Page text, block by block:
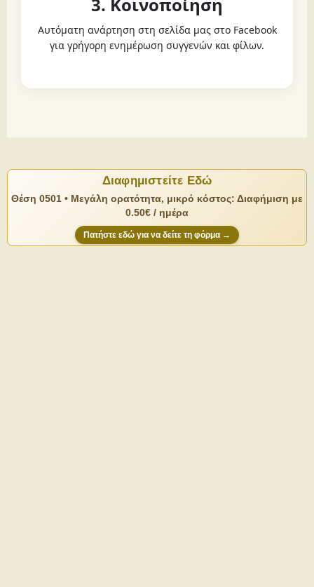
Αυτόματη ανάρτηση στη σελίδα μας στο Facebook
για γρήγορη ενημέρωση συγγενών και φίλων.
Διαφημιστείτε Εδώ
Θέση 0501 • Μεγάλη ορατότητα, μικρό κόστος: Διαφήμιση με
0.50€ / ημέρα
Πατήστε εδώ για να δείτε τη φόρμα →